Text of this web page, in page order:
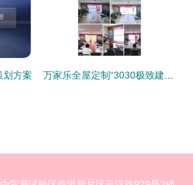
划方案 万家乐全屋定制“3030极致建店”财富峰会圆满落幕，共绘家居新蓝图